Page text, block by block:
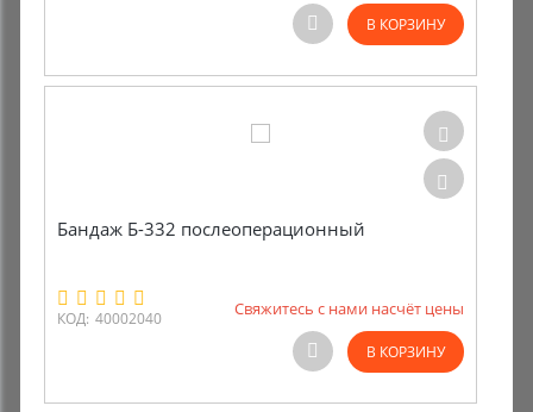
В КОРЗИНУ
Бандаж Б-332 послеоперационный
КОД: 40002040 Свяжитесь с нами насчёт цены
В КОРЗИНУ